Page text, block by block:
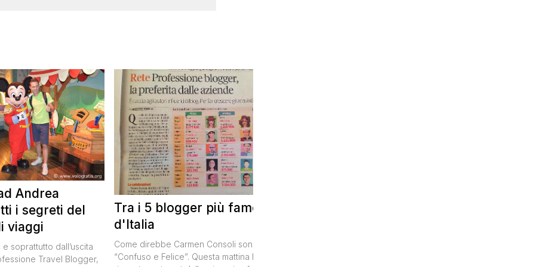
Andrea
i segreti del
viaggi
e soprattutto dall’uscita
Travel Blogger,
Tra i 5 blogger più famosi
d'Italia
Come direbbe Carmen Consoli sono
“Confuso e Felice”. Questa mattina ho